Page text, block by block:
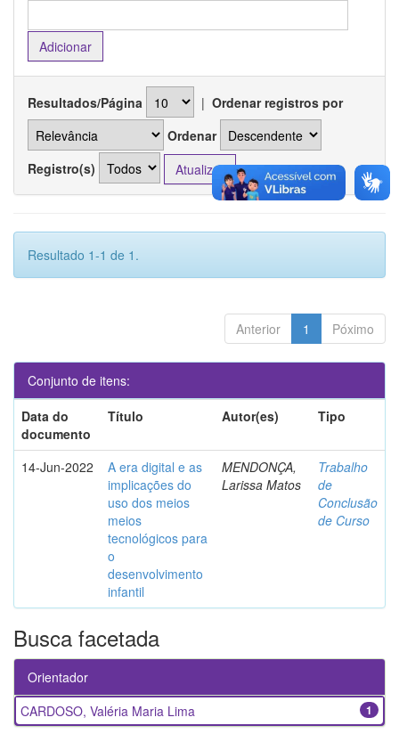
Resultados/Página | Ordenar registros por
Ordenar
Registro(s)
Resultado 1-1 de 1.
Anterior 1 Póximo
Conjunto de itens:
Data do
documento
Título Autor(es) Tipo
14-Jun-2022
A era digital e as
implicações do
uso dos meios
meios
tecnológicos para
o
desenvolvimento
infantil
MENDONÇA,
Larissa Matos
Trabalho
de
Conclusão
de Curso
Busca facetada
Orientador
1
CARDOSO, Valéria Maria Lima